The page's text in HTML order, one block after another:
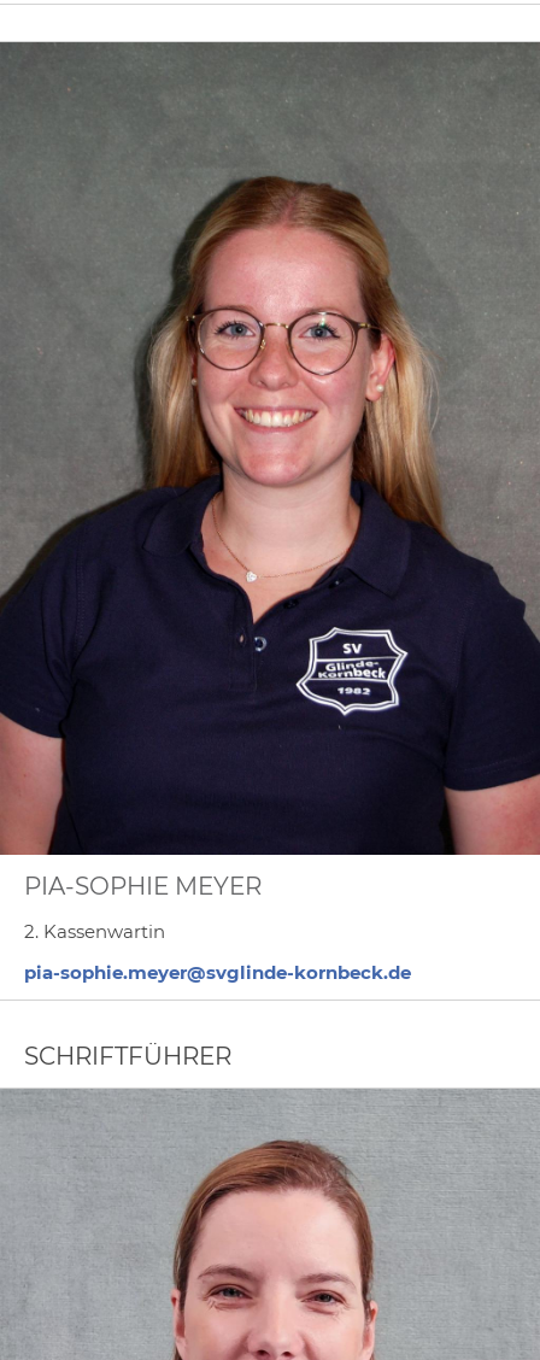
PIA-SOPHIE MEYER
2. Kassenwartin
pia-sophie.meyer@svglinde-kornbeck.de
SCHRIFTFÜHRER